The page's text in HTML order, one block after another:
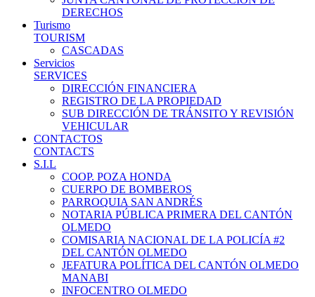
DERECHOS
Turismo
TOURISM
CASCADAS
Servicios
SERVICES
DIRECCIÓN FINANCIERA
REGISTRO DE LA PROPIEDAD
SUB DIRECCIÓN DE TRÁNSITO Y REVISIÓN
VEHICULAR
CONTACTOS
CONTACTS
S.I.L
COOP. POZA HONDA
CUERPO DE BOMBEROS
PARROQUIA SAN ANDRÉS
NOTARIA PÚBLICA PRIMERA DEL CANTÓN
OLMEDO
COMISARIA NACIONAL DE LA POLICÍA #2
DEL CANTÓN OLMEDO
JEFATURA POLÍTICA DEL CANTÓN OLMEDO
MANABI
INFOCENTRO OLMEDO